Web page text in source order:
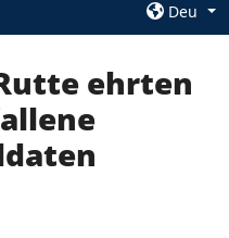
Deu
AGENTUR
Über uns
ehrten